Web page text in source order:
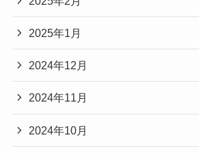
2025年1月
2024年12月
2024年11月
2024年10月